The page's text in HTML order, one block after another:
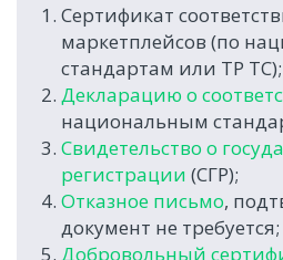
Сертификат
маркетплейсов (по
стандартам или ТР ТС);
Декларацию о
национальным
Свидетельство о
регистрации (СГР);
Отказное письмо,
документ не требуется;
Добровольный